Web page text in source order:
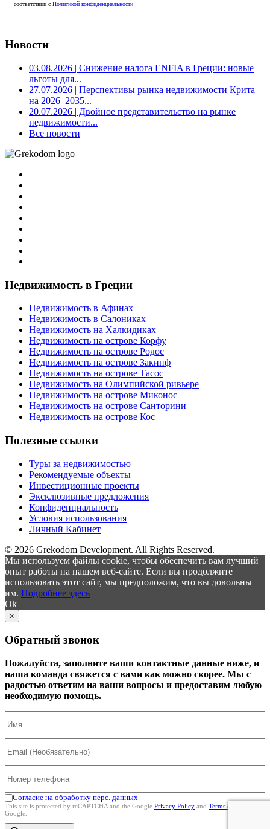
соответствии с Политикой конфиденциальности
Новости
03.08.2026 | Снижение налога ENFIA в Греции: новые
льготы для...
27.07.2026 | Перспективы рынка недвижимости Крита
на 2026–2035...
20.07.2026 | Двойное представительство на рынке
недвижимости...
Все новости
Недвижимость в Греции
Недвижимость в Афинах
Недвижимость в Салониках
Недвижимость на Халкидиках
Недвижимость на острове Корфу
Недвижимость на острове Родос
Недвижимость на острове Закинф
Недвижимость на острове Тасос
Недвижимость на Олимпийской ривьере
Недвижимость на острове Миконос
Недвижимость на острове Санторини
Недвижимость на острове Кос
Полезные ссылки
Туры за недвижимостью
Рекомендуемые объекты
Инвестиционные проекты
Эксклюзивные предложения
Конфиденциальность
Условия использования
Личный Кабинет
© 2026 Grekodom Development. All Rights Reserved.
Мы используем файлы cookie, чтобы обеспечить вам лучший
опыт работы на нашем веб-сайте. Если вы продолжите
использовать этот сайт, мы предположим, что вы довольны
им. Подробнее здесь
Ok
×
Обратный звонок
Пожалуйста, заполните ваши контактные данные ниже, и
наша команда свяжется с вами как можно скорее. Мы с
радостью ответим на ваши вопросы и предоставим любую
необходимую помощь.
Согласие на обработку перс. данных
This site is protected by reCAPTCHA and the Google Privacy Policy and Terms of Service
Google.